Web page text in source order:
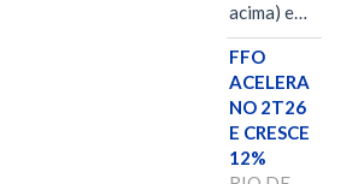
acima) e…
FFO
ACELERA
NO 2T26
E CRESCE
12%